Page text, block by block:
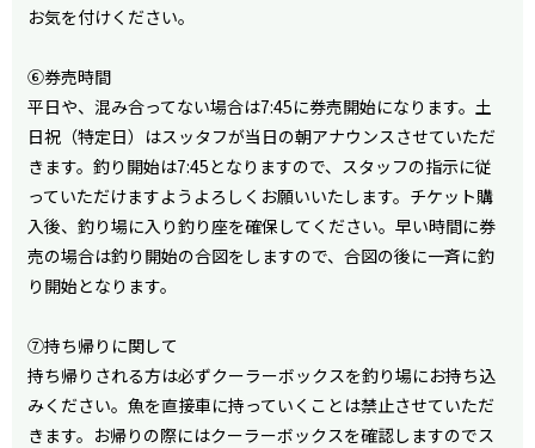
お気を付けください。
⑥券売時間
平日や、混み合ってない場合は7:45に券売開始になります。土
日祝（特定日）はスッタフが当日の朝アナウンスさせていただ
きます。釣り開始は7:45となりますので、スタッフの指示に従
っていただけますようよろしくお願いいたします。チケット購
入後、釣り場に入り釣り座を確保してください。早い時間に券
売の場合は釣り開始の合図をしますので、合図の後に一斉に釣
り開始となります。
⑦持ち帰りに関して
持ち帰りされる方は必ずクーラーボックスを釣り場にお持ち込
みください。魚を直接車に持っていくことは禁止させていただ
きます。お帰りの際にはクーラーボックスを確認しますのでス